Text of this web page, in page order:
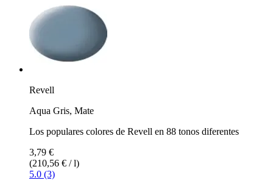
Revell
Aqua Gris, Mate
Los populares colores de Revell en 88 tonos diferentes
3,79 €
(210,56 € / l)
5.0 (3)